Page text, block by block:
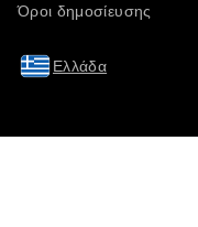
Όροι δημοσίευσης
Ελλάδα